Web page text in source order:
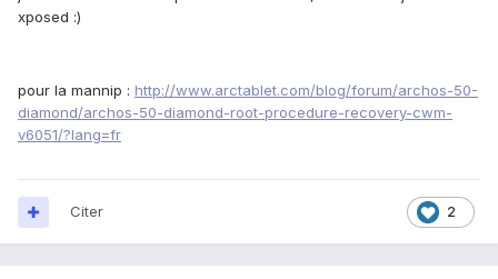
xposed :)
pour la mannip : http://www.arctablet.com/blog/forum/archos-50-
diamond/archos-50-diamond-root-procedure-recovery-cwm-
v6051/?lang=fr
2
Citer